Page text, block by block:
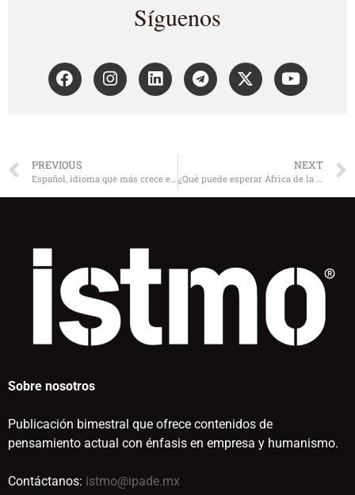
Síguenos
PREVIOUS NEXT
Sobre nosotros
Publicación bimestral que ofrece contenidos de
pensamiento actual con énfasis en empresa y humanismo.
Contáctanos: istmo@ipade.mx